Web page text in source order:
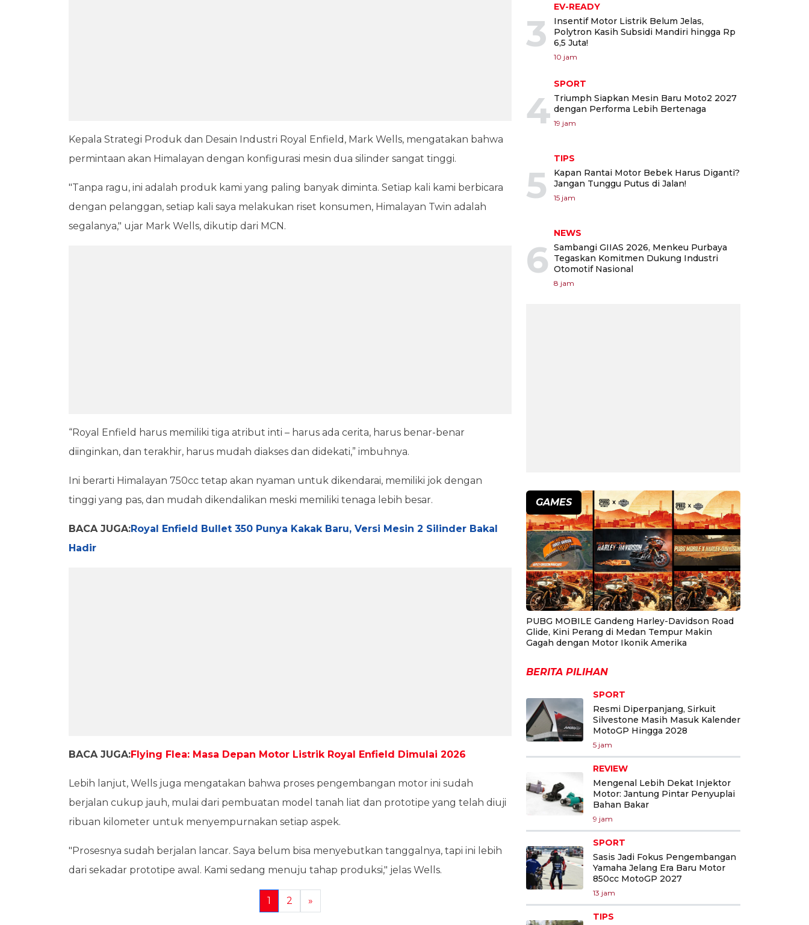
Kepala Strategi Produk dan Desain Industri Royal Enfield, Mark Wells, mengatakan bahwa
permintaan akan Himalayan dengan konfigurasi mesin dua silinder sangat tinggi.
"Tanpa ragu, ini adalah produk kami yang paling banyak diminta. Setiap kali kami berbicara
dengan pelanggan, setiap kali saya melakukan riset konsumen, Himalayan Twin adalah
segalanya," ujar Mark Wells, dikutip dari MCN.
“Royal Enfield harus memiliki tiga atribut inti – harus ada cerita, harus benar-benar
diinginkan, dan terakhir, harus mudah diakses dan didekati,” imbuhnya.
Ini berarti Himalayan 750cc tetap akan nyaman untuk dikendarai, memiliki jok dengan
tinggi yang pas, dan mudah dikendalikan meski memiliki tenaga lebih besar.
BACA JUGA:Royal Enfield Bullet 350 Punya Kakak Baru, Versi Mesin 2 Silinder Bakal
Hadir
BACA JUGA:Flying Flea: Masa Depan Motor Listrik Royal Enfield Dimulai 2026
Lebih lanjut, Wells juga mengatakan bahwa proses pengembangan motor ini sudah
berjalan cukup jauh, mulai dari pembuatan model tanah liat dan prototipe yang telah diuji
ribuan kilometer untuk menyempurnakan setiap aspek.
"Prosesnya sudah berjalan lancar. Saya belum bisa menyebutkan tanggalnya, tapi ini lebih
dari sekadar prototipe awal. Kami sedang menuju tahap produksi," jelas Wells.
1 2 »
3
EV-READY
Insentif Motor Listrik Belum Jelas,
Polytron Kasih Subsidi Mandiri hingga Rp
6,5 Juta!
10 jam
4
SPORT
Triumph Siapkan Mesin Baru Moto2 2027
dengan Performa Lebih Bertenaga
19 jam
5
TIPS
Kapan Rantai Motor Bebek Harus Diganti?
Jangan Tunggu Putus di Jalan!
15 jam
6
NEWS
Sambangi GIIAS 2026, Menkeu Purbaya
Tegaskan Komitmen Dukung Industri
Otomotif Nasional
8 jam
GAMES
PUBG MOBILE Gandeng Harley-Davidson Road
Glide, Kini Perang di Medan Tempur Makin
Gagah dengan Motor Ikonik Amerika
BERITA PILIHAN
SPORT
Resmi Diperpanjang, Sirkuit
Silvestone Masih Masuk Kalender
MotoGP Hingga 2028
5 jam
REVIEW
Mengenal Lebih Dekat Injektor
Motor: Jantung Pintar Penyuplai
Bahan Bakar
9 jam
SPORT
Sasis Jadi Fokus Pengembangan
Yamaha Jelang Era Baru Motor
850cc MotoGP 2027
13 jam
TIPS